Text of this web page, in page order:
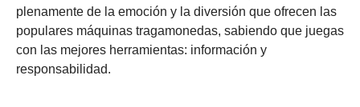
plenamente de la emoción y la diversión que ofrecen las
populares máquinas tragamonedas, sabiendo que juegas
con las mejores herramientas: información y
responsabilidad.